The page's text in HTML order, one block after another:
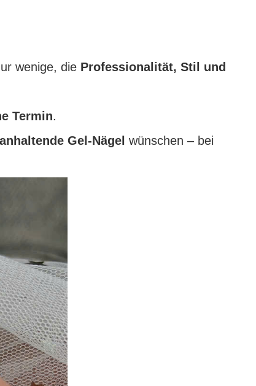
wenige, die Professionalität, Stil und
Termin.
Gel-Nägel wünschen – bei